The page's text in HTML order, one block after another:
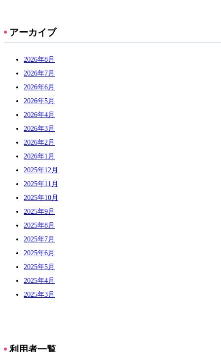
アーカイブ
2026年8月
2026年7月
2026年6月
2026年5月
2026年4月
2026年3月
2026年2月
2026年1月
2025年12月
2025年11月
2025年10月
2025年9月
2025年8月
2025年7月
2025年6月
2025年5月
2025年4月
2025年3月
利用者一覧